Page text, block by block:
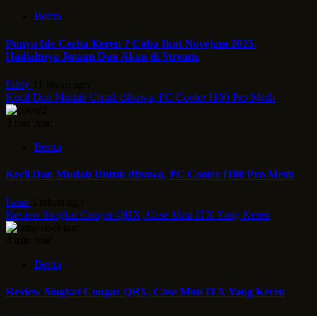
Berita
Punya Ide Cerita Keren ? Coba Ikut Novejam 2025.
Hadiahnya Jutaan Dan Akan di Stream.
Eddy
Kecil Dan Mudah Untuk dibawa, PC Cooler I100 Pro Mesh
Berita
Kecil Dan Mudah Untuk dibawa, PC Cooler I100 Pro Mesh
Iwan
Review Singkat Cougar QBX, Case Mini ITX Yang Keren
Berita
Review Singkat Cougar QBX, Case Mini ITX Yang Keren